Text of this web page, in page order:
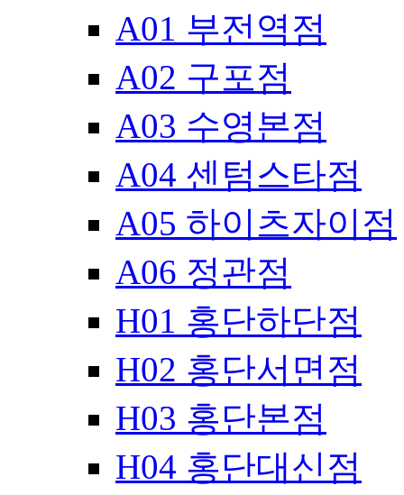
A01 부전역점
A02 구포점
A03 수영본점
A04 센텀스타점
A05 하이츠자이점
A06 정관점
H01 홍단하단점
H02 홍단서면점
H03 홍단본점
H04 홍단대신점